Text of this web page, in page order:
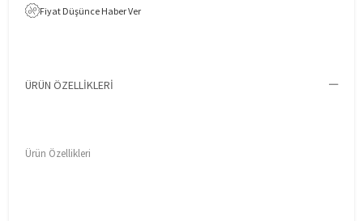
Fiyat Düşünce Haber Ver
ÜRÜN ÖZELLIKLERI
Ürün Özellikleri